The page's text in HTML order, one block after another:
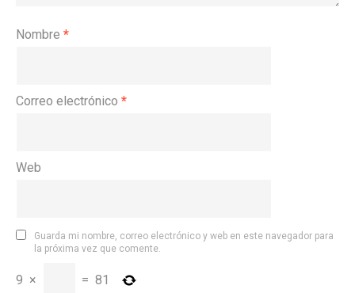
Nombre *
Correo electrónico *
Web
Guarda mi nombre, correo electrónico y web en este navegador para
la próxima vez que comente.
9 × = 81